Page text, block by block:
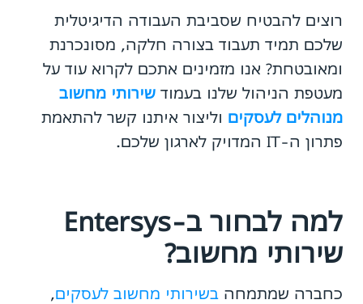
רוצים להבטיח שסביבת העבודה הדיגיטלית
שלכם תמיד תעבוד בצורה חלקה, מסונכרנת
ומאובטחת? אנו מזמינים אתכם לקרוא עוד על
מעטפת הניהול שלנו בעמוד שירותי מחשוב
מנוהלים לעסקים וליצור איתנו קשר להתאמת
פתרון ה-IT המדויק לארגון שלכם.
למה לבחור ב-Entersys
שירותי מחשוב?
כחברה שמתמחה בשירותי מחשוב לעסקים,